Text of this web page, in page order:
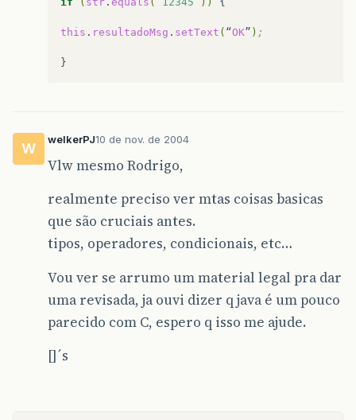
this . resultadoMsg . setText ( “OK” ) ;
W
welkerPJ10 de nov. de 2004
Vlw mesmo Rodrigo,
realmente preciso ver mtas coisas basicas
que são cruciais antes.
tipos, operadores, condicionais, etc…
Vou ver se arrumo um material legal pra dar
uma revisada, ja ouvi dizer q java é um pouco
parecido com C, espero q isso me ajude.
[]´s